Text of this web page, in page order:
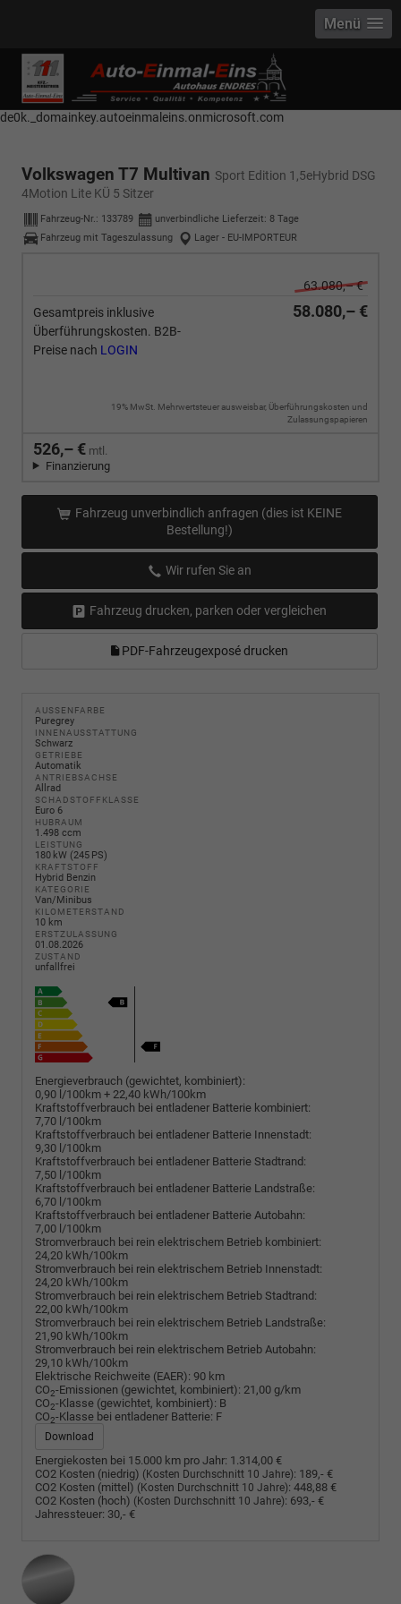
------------ Host Name : selector1._domainkey Points to address or value:
selector1-aee-de0k._domainkey.autoeinmaleins.onmicrosoft.com Host
Name : selector2._domainkey Points to address or value: selector2-aee-
de0k._domainkey.autoeinmaleins.onmicrosoft.com
Menü
Volkswagen T7 Multivan Sport Edition 1,5eHybrid DSG
4Motion Lite KÜ 5 Sitzer
Fahrzeug-Nr.: 133789 unverbindliche Lieferzeit: 8 Tage
Fahrzeug mit Tageszulassung
Lager - EU-IMPORTEUR
63.080,– €
Gesamtpreis inklusive
Überführungskosten. B2B-
Preise nach LOGIN
58.080,– €
19% MwSt. Mehrwertsteuer ausweisbar, Überführungskosten und
Zulassungspapieren
526,– € mtl.
Finanzierung
Fahrzeug unverbindlich anfragen (dies ist KEINE
Bestellung!)
Wir rufen Sie an
Fahrzeug drucken, parken oder vergleichen
PDF-Fahrzeugexposé drucken
AUSSENFARBE
Puregrey
INNENAUSSTATTUNG
Schwarz
GETRIEBE
Automatik
ANTRIEBSACHSE
Allrad
SCHADSTOFFKLASSE
Euro 6
HUBRAUM
1.498 ccm
LEISTUNG
180 kW (245 PS)
KRAFTSTOFF
Hybrid Benzin
KATEGORIE
Van/Minibus
KILOMETERSTAND
10 km
ERSTZULASSUNG
01.08.2026
ZUSTAND
unfallfrei
Energieverbrauch (gewichtet, kombiniert):
0,90 l/100km + 22,40 kWh/100km
Kraftstoffverbrauch bei entladener Batterie kombiniert:
7,70 l/100km
Kraftstoffverbrauch bei entladener Batterie Innenstadt:
9,30 l/100km
Kraftstoffverbrauch bei entladener Batterie Stadtrand:
7,50 l/100km
Kraftstoffverbrauch bei entladener Batterie Landstraße:
6,70 l/100km
Kraftstoffverbrauch bei entladener Batterie Autobahn:
7,00 l/100km
Stromverbrauch bei rein elektrischem Betrieb kombiniert:
24,20 kWh/100km
Stromverbrauch bei rein elektrischem Betrieb Innenstadt:
24,20 kWh/100km
Stromverbrauch bei rein elektrischem Betrieb Stadtrand:
22,00 kWh/100km
Stromverbrauch bei rein elektrischem Betrieb Landstraße:
21,90 kWh/100km
Stromverbrauch bei rein elektrischem Betrieb Autobahn:
29,10 kWh/100km
Elektrische Reichweite (EAER): 90 km
CO2-Emissionen (gewichtet, kombiniert): 21,00 g/km
CO2-Klasse (gewichtet, kombiniert): B
CO2-Klasse bei entladener Batterie: F
Download
Energiekosten bei 15.000 km pro Jahr: 1.314,00 €
CO2 Kosten (niedrig) (Kosten Durchschnitt 10 Jahre): 189,- €
CO2 Kosten (mittel) (Kosten Durchschnitt 10 Jahre): 448,88 €
CO2 Kosten (hoch) (Kosten Durchschnitt 10 Jahre): 693,- €
Jahressteuer: 30,- €